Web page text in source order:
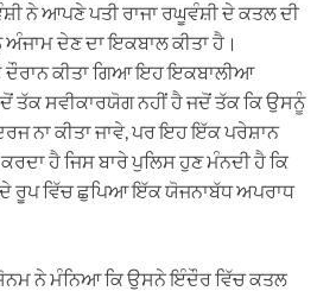
ਨੇ ਆਪਣੇ ਪਤੀ ਰਾਜਾ ਰਘੂਵੰਸ਼ੀ ਦੇ ਕਤਲ ਦੀ
ਦੇਣ ਦਾ ਇਕਬਾਲ ਕੀਤਾ ਹੈ।
ਕੀਤਾ ਗਿਆ ਇਹ ਇਕਬਾਲੀਆ
ਤੱਕ ਸਵੀਕਾਰਯੋਗ ਨਹੀਂ ਹੈ ਜਦੋਂ ਤੱਕ ਕਿ ਉਸਨੂੰ
ਨਾ ਕੀਤਾ ਜਾਵੇ, ਪਰ ਇਹ ਇੱਕ ਪਰੇਸ਼ਾਨ
ਹੈ ਜਿਸ ਬਾਰੇ ਪੁਲਿਸ ਹੁਣ ਮੰਨਦੀ ਹੈ ਕਿ
ਰੂਪ ਵਿੱਚ ਛੁਪਿਆ ਇੱਕ ਯੋਜਨਾਬੱਧ ਅਪਰਾਧ
ਸੋਨਮ ਨੇ ਮੰਨਿਆ ਕਿ ਉਸਨੇ ਇੰਦੌਰ ਵਿੱਚ ਕਤਲ